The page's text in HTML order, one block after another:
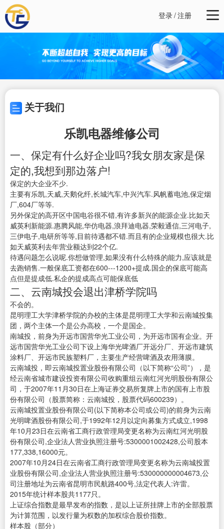
登录/注册
关于我们
乐凯电器维修公司
一、保定有什么好企业吗?我女朋友家是保
定的,我想到那边落户!
保定的大企业不少.
主要有乐凯,天威,天鹅化纤,长城汽车,中兴汽车.风帆蓄电池,保定烟
厂,604厂等等.
另外保定的高开区中国电谷很不错,有许多新兴的能源企业.比如天
威英利新能源.惠腾风能,华仿电器,浪拜迪电器,荣毅通信,三河电子,
三伊电子,电研所等等,目前待遇都不错.而且有的企业规模也很大.比
如天威英利去年营业额达到22个亿.
待遇问题怎么说呢.你想做管理,如果没有什么特殊的能力,应该就是
去跑销售.一般保底工资都在600---1200+提成.国企的保底可能高
点但是提成低.私企的提成高点可能保底低
二、云南城投会退出津桥学院吗
不会的。
昆明理工大学津桥学院的办校的主体是昆明理工大学和云南城投集
团，两个主体一个是公办高校，一个是国企。
南城投，前身为开远市国营华光工业公司，为开远市国有企业。开
远市国营华光工业公司下设上海华光啤酒厂开远分厂、开远市建筑
涂料厂、开远市民族塑料厂，主要生产经营啤酒及农用薄膜。
云南城投，即云南城投置业股份有限公司（以下简称“公司”），是
经云南省城市建设投资有限公司收购重组云南红河光明股份有限公
司，于2007年11月30日在上海证券交易所复牌上市的国有上市股
份有限公司（股票简称：云南城投，股票代码600239）。
云南城投置业股份有限公司(以下简称本公司或公司)的前身为云南
光明啤酒股份有限公司,于1992年12月以定向募集方式成立,1998
年10月23日在云南省工商行政管理局变更名称为云南红河光明股
份有限公司,企业法人营业执照注册号:5300001002428,公司股本
177,338,16000元。
2007年10月24日在云南省工商行政管理局变更名称为云南城投置
业股份有限公司,企业法人营业执照注册号:530000000004673,公
司注册地址为云南省昆明市民航路400号,法定代表人:许雷。
2015年统计样本股共1177只。
上证综合指数是最早发布的指数，是以上证所挂牌上市的全部股票
为计算范围，以发行量为权数的加权综合股价指数。
样本股（部分）